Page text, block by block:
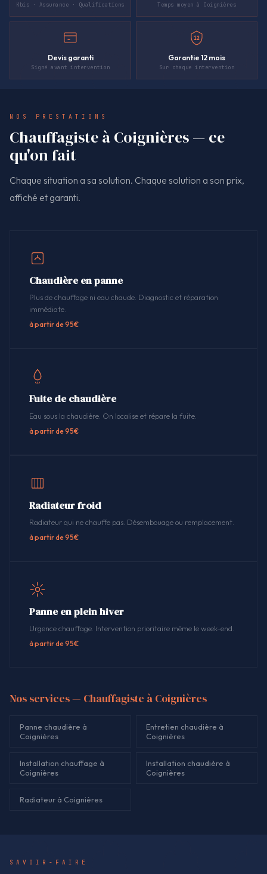
Kbis · Assurance · Qualifications Temps moyen à Coignières
Devis garanti
Signé avant intervention
12
Garantie 12 mois
Sur chaque intervention
NOS PRESTATIONS
Chauffagiste à Coignières — ce
qu'on fait
Chaque situation a sa solution. Chaque solution a son prix,
affiché et garanti.
Chaudière en panne
Plus de chauffage ni eau chaude. Diagnostic et réparation
immédiate.
à partir de 95€
Fuite de chaudière
Eau sous la chaudière. On localise et répare la fuite.
à partir de 95€
Radiateur froid
Radiateur qui ne chauffe pas. Désembouage ou remplacement.
à partir de 95€
Panne en plein hiver
Urgence chauffage. Intervention prioritaire même le week-end.
à partir de 95€
Nos services — Chauffagiste à Coignières
Panne chaudière à
Coignières
Entretien chaudière à
Coignières
Installation chauffage à
Coignières
Installation chaudière à
Coignières
Radiateur à Coignières
SAVOIR-FAIRE